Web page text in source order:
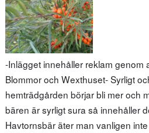
-Inlägget innehåller reklam genom
Blommor och Wexthuset- Syrligt
hemträdgården börjar bli mer och
bären är syrligt sura så innehåller
Havtornsbär äter man vanligen